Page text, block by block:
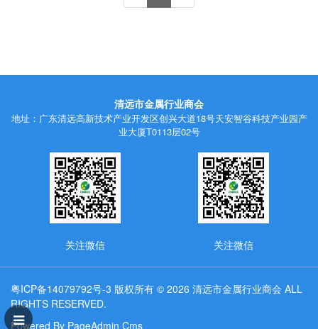
清远市金属行业商会
地址：广东清远高新技术产业开发区创兴大道18号天安智谷科技产业园产
业大厦T0113层02号
关注微信 关注微信
粤ICP备14079792号-3 版权所有 © 2026 清远市金属行业商会 ALL
RIGHTS RESERVED.
Powered By PageAdmin Cms